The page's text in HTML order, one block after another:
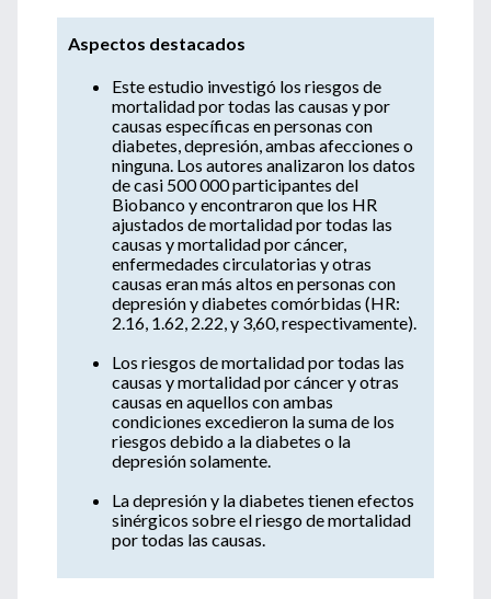
Aspectos destacados
Este estudio investigó los riesgos de
mortalidad por todas las causas y por
causas específicas en personas con
diabetes, depresión, ambas afecciones o
ninguna. Los autores analizaron los datos
de casi 500 000 participantes del
Biobanco y encontraron que los HR
ajustados de mortalidad por todas las
causas y mortalidad por cáncer,
enfermedades circulatorias y otras
causas eran más altos en personas con
depresión y diabetes comórbidas (HR:
2.16, 1.62, 2.22, y 3,60, respectivamente).
Los riesgos de mortalidad por todas las
causas y mortalidad por cáncer y otras
causas en aquellos con ambas
condiciones excedieron la suma de los
riesgos debido a la diabetes o la
depresión solamente.
La depresión y la diabetes tienen efectos
sinérgicos sobre el riesgo de mortalidad
por todas las causas.